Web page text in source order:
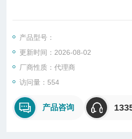
概述
一种将质量信号转变为可测量的电
型、悬臂型、轮辐式、板环式、膜盒
式。
容器应用而设计。其的设计原理，结
得平衡容器或者其支撑结构上机械
产品型号：
更新时间：2026-08-02
厂商性质：代理商
访问量：554
产品咨询